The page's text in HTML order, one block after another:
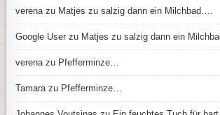
verenazu Matjes zu salzig dann ein Milchbad….
Google User zu Matjes zu salzig dann ein
verenazu Pfefferminze…
Tamarazu Pfefferminze…